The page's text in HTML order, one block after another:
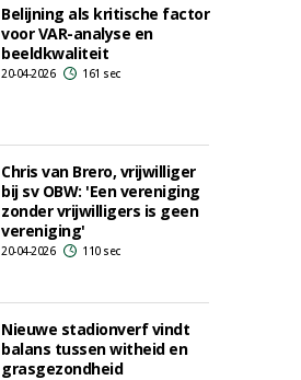
Belijning als kritische factor
voor VAR-analyse en
beeldkwaliteit
20-04-2026 161 sec
Chris van Brero, vrijwilliger
bij sv OBW: 'Een vereniging
zonder vrijwilligers is geen
vereniging'
20-04-2026 110 sec
Nieuwe stadionverf vindt
balans tussen witheid en
grasgezondheid